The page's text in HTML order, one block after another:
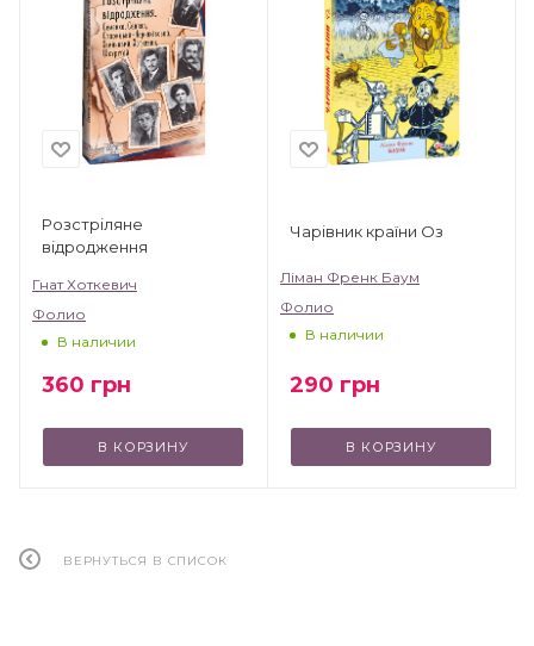
Розстріляне
відродження
Гнат Хоткевич
Фолио
В наличии
360 грн
В КОРЗИНУ
Чарівник країни Оз
Ліман Френк Баум
Фолио
В наличии
290 грн
В КОРЗИНУ
ВЕРНУТЬСЯ В СПИСОК